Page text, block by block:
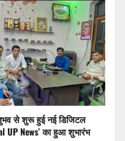
से शुरू हुई नई डिजिटल
UP News’ का हुआ शुभारंभ